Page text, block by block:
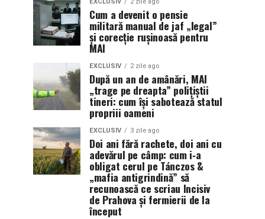
Cum a devenit o pensie
militară manual de jaf „legal”
și corecție rușinoasă pentru
MAI
EXCLUSIV 2 zile ago
După un an de amânări, MAI
„trage pe dreapta” polițiștii
tineri: cum își sabotează statul
propriii oameni
EXCLUSIV 3 zile ago
Doi ani fără rachete, doi ani cu
adevărul pe câmp: cum i‑a
obligat cerul pe Tánczos &
„mafia antigrindină” să
recunoască ce scriau Incisiv
de Prahova și fermierii de la
început